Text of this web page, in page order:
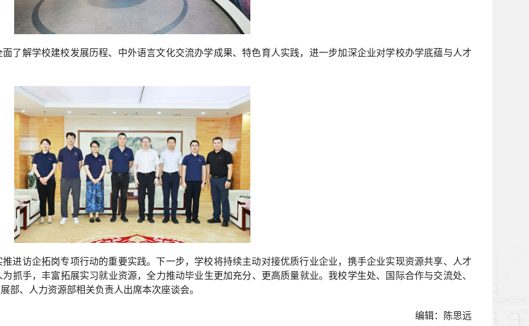
了解学校建校发展历程、中外语言文化交流办学成果、特色育人实践，进一步加深企业对学校办学底蕴与人才
进访企拓岗专项行动的重要实践。下一步，学校将持续主动对接优质行业企业，携手企业实现资源共享、人才
抓手，丰富拓展实习就业资源，全力推动毕业生更加充分、更高质量就业。我校学生处、国际合作与交流处、
部、人力资源部相关负责人出席本次座谈会。
编辑：陈思远